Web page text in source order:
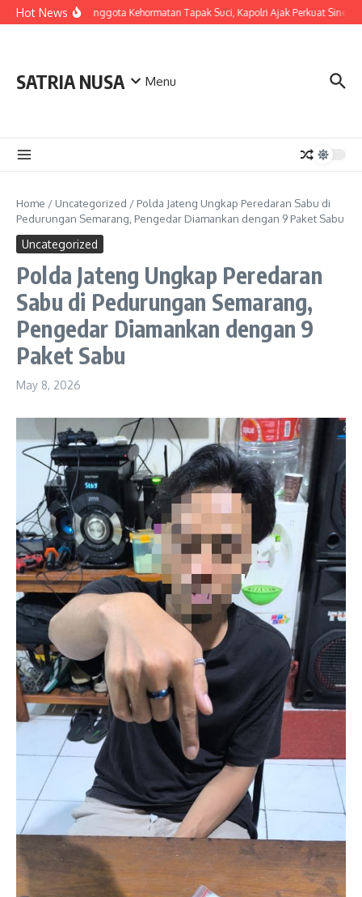
Skip to content
Hot News
LDianugerahi Anggota Kehormatan Tapak Suci, Kapolri Ajak Perkuat Sinergi
SATRIA NUSA Menu
Home / Uncategorized / Polda Jateng Ungkap Peredaran Sabu di
Pedurungan Semarang, Pengedar Diamankan dengan 9 Paket Sabu
Uncategorized
Polda Jateng Ungkap Peredaran
Sabu di Pedurungan Semarang,
Pengedar Diamankan dengan 9
Paket Sabu
May 8, 2026